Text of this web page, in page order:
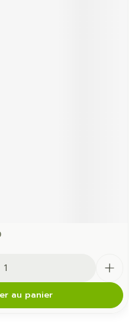
au panier